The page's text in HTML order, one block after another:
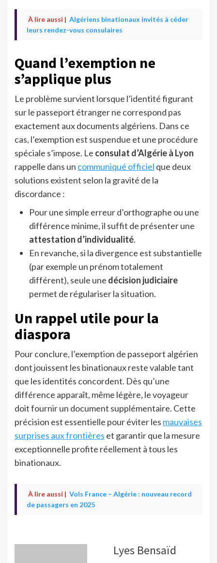
À lire aussi | Algériens binationaux invités à céder
leurs rendez-vous consulaires
Quand l’exemption ne
s’applique plus
Le problème survient lorsque l’identité figurant
sur le passeport étranger ne correspond pas
exactement aux documents algériens. Dans ce
cas, l’exemption est suspendue et une procédure
spéciale s’impose. Le consulat d’Algérie à Lyon
rappelle dans un communiqué officiel que deux
solutions existent selon la gravité de la
discordance :
Pour une simple erreur d’orthographe ou une
différence minime, il suffit de présenter une
attestation d’individualité.
En revanche, si la divergence est substantielle
(par exemple un prénom totalement
différent), seule une décision judiciaire
permet de régulariser la situation.
Un rappel utile pour la
diaspora
Pour conclure, l’exemption de passeport algérien
dont jouissent les binationaux reste valable tant
que les identités concordent. Dès qu’une
différence apparaît, même légère, le voyageur
doit fournir un document supplémentaire. Cette
précision est essentielle pour éviter les mauvaises
surprises aux frontières et garantir que la mesure
exceptionnelle profite réellement à tous les
binationaux.
À lire aussi | Vols France – Algérie : nouveau record
de passagers en 2025
Lyes Bensaïd